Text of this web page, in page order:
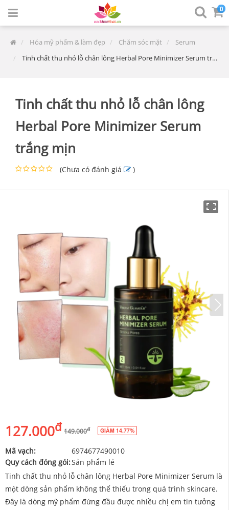
0
Hóa mỹ phẩm & làm đẹp Chăm sóc mặt
Serum
Tinh chất thu nhỏ lỗ chân lông Herbal Pore Minimizer Serum trắng mịn
Tinh chất thu nhỏ lỗ chân lông
Herbal Pore Minimizer Serum
trắng mịn
(Chưa có đánh giá )
127.000đ 149.000đ GIẢM 14.77%
Mã vạch:
6974677490010
Quy cách đóng gói:Sản phẩm lẻ
Tinh chất thu nhỏ lỗ chân lông Herbal Pore Minimizer Serum là
một dòng sản phẩm không thể thiếu trong quá trình skincare.
Đây là dòng mỹ phẩm đứng đầu được nhiều chị em tin tưởng